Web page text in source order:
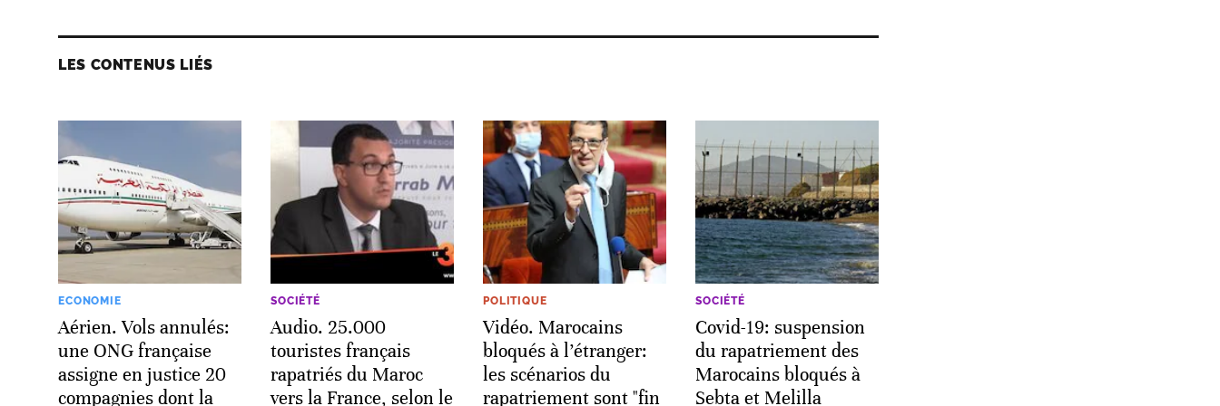
LES CONTENUS LIÉS
ECONOMIE
Aérien. Vols annulés:
une ONG française
assigne en justice 20
compagnies dont la
SOCIÉTÉ
Audio. 25.000
touristes français
rapatriés du Maroc
vers la France, selon le
POLITIQUE
Vidéo. Marocains
bloqués à l’étranger:
les scénarios du
rapatriement sont "fin
SOCIÉTÉ
Covid-19: suspension
du rapatriement des
Marocains bloqués à
Sebta et Melilla